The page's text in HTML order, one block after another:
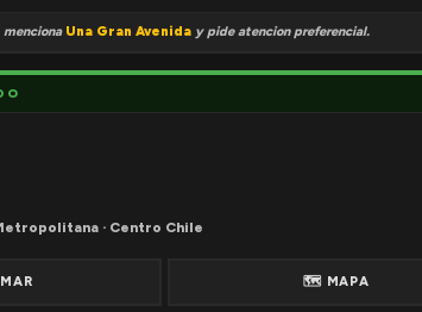
menciona Una Gran Avenida y pide atencion preferencial.
· Centro Chile
🗺 MAPA